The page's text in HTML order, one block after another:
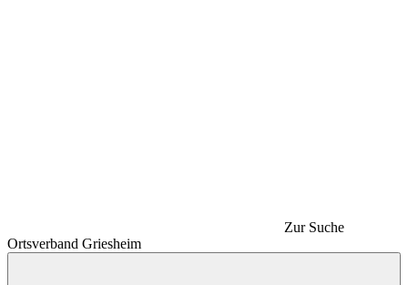
Zur Suche
Ortsverband Griesheim